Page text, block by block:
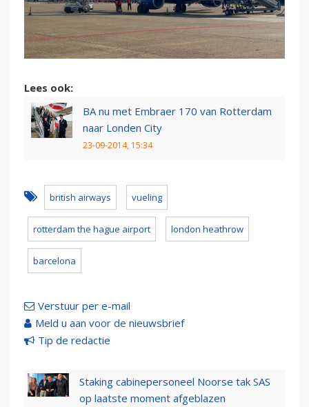
Lees ook:
BA nu met Embraer 170 van Rotterdam
naar Londen City
23-09-2014, 15:34
british airways vueling
rotterdam the hague airport london heathrow
barcelona
Verstuur per e-mail
Meld u aan voor de nieuwsbrief
Tip de redactie
Staking cabinepersoneel Noorse tak SAS
op laatste moment afgeblazen